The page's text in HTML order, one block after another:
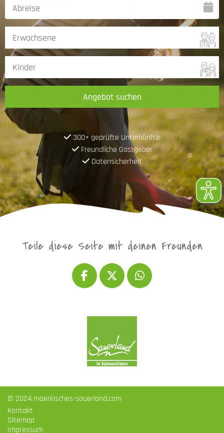
Angebot suchen
300+ geprüfte Unterkünfte
Freundliche Gastgeber
Datensicherheit
Teile diese Seite mit deinen Freunden
© 2024 maerkisches-sauerland.com
Kontakt
Sitemap
Impressum